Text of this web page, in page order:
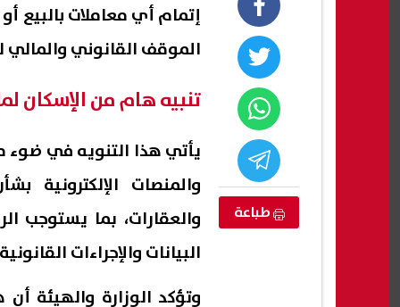
طباعة
إتمام أي معاملات بالبيع
الموقف القانوني والمالي
تنبيه هام من الإسكان
يأتي هذا التنويه في ضوء
والمنصات الإلكترونية
والعقارات، بما يستوجب
البيانات والإجراءات
وتؤكد الوزارة والهيئة